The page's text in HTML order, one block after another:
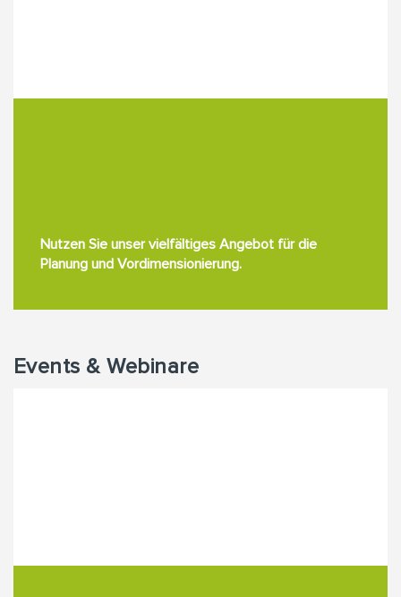
Nutzen Sie unser vielfältiges Angebot für die
Planung und Vordimensionierung.
Events & Webinare